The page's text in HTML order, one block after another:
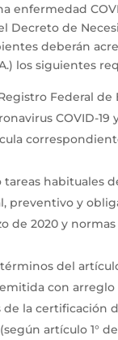
enfermedad
Decreto de
deberán
los siguientes
Federal de
COVID-
habituales
preventivo y
de 2020 y
del
con
la certificación
artículo 1°